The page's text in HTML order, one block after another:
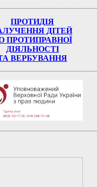
ПРОТИДІЯ
ДІТЕЙ
ПРОТИПРАВНОЇ
ДІЯЛЬНОСТІ
ВЕРБУВАННЯ